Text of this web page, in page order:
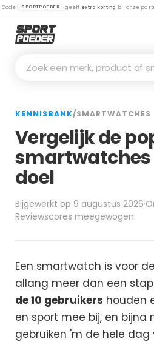
Code SPORTPOEDER geeft extra korting bij onze
Zoek een merk, product of
KENNISBANK/SMARTWATCHES
Vergelijk de
smartwatches
doel
Bijgewerkt op 9 augustus 2026·
Reviewscores meegewogen
Een smartwatch is voor
allang meer dan een
de 10 gebruikers houden
en sport mee bij, en bijna
gebruiken 'm de hele dag